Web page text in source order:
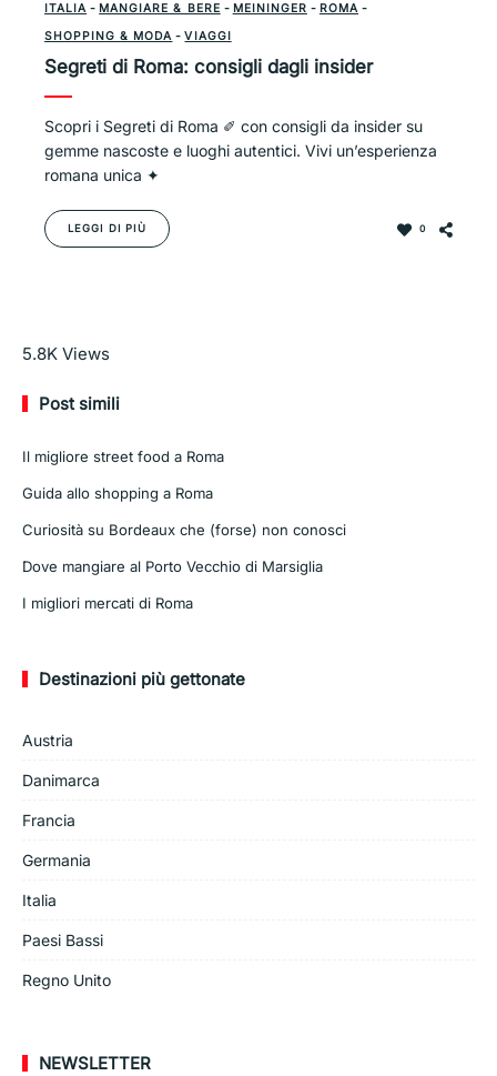
ITALIA - MANGIARE & BERE - MEININGER - ROMA -
SHOPPING & MODA -VIAGGI
Segreti di Roma: consigli dagli insider
Scopri i Segreti di Roma ✐ con consigli da insider su
gemme nascoste e luoghi autentici. Vivi un’esperienza
romana unica ✦
LEGGI DI PIÙ 0
Leggi di più
5.8K Views
Post simili
Il migliore street food a Roma
Guida allo shopping a Roma
Curiosità su Bordeaux che (forse) non conosci
Dove mangiare al Porto Vecchio di Marsiglia
I migliori mercati di Roma
Destinazioni più gettonate
Austria
Danimarca
Francia
Germania
Italia
Paesi Bassi
Regno Unito
NEWSLETTER